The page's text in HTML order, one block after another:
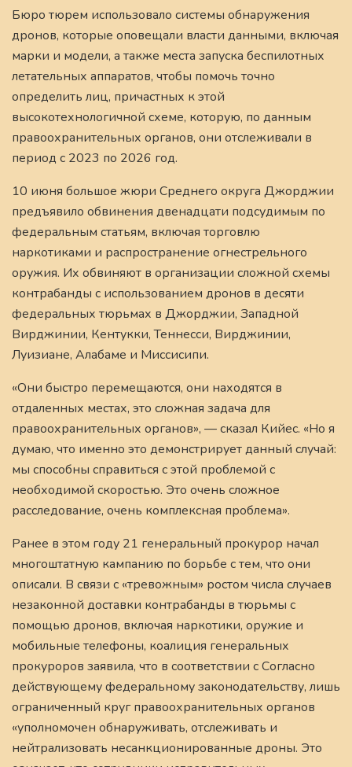
Бюро тюрем использовало системы обнаружения
дронов, которые оповещали власти данными, включая
марки и модели, а также места запуска беспилотных
летательных аппаратов, чтобы помочь точно
определить лиц, причастных к этой
высокотехнологичной схеме, которую, по данным
правоохранительных органов, они отслеживали в
период с 2023 по 2026 год.
10 июня большое жюри Среднего округа Джорджии
предъявило обвинения двенадцати подсудимым по
федеральным статьям, включая торговлю
наркотиками и распространение огнестрельного
оружия. Их обвиняют в организации сложной схемы
контрабанды с использованием дронов в десяти
федеральных тюрьмах в Джорджии, Западной
Вирджинии, Кентукки, Теннесси, Вирджинии,
Луизиане, Алабаме и Миссисипи.
«Они быстро перемещаются, они находятся в
отдаленных местах, это сложная задача для
правоохранительных органов», — сказал Кийес. «Но я
думаю, что именно это демонстрирует данный случай:
мы способны справиться с этой проблемой с
необходимой скоростью. Это очень сложное
расследование, очень комплексная проблема».
Ранее в этом году 21 генеральный прокурор начал
многоштатную кампанию по борьбе с тем, что они
описали. В связи с «тревожным» ростом числа случаев
незаконной доставки контрабанды в тюрьмы с
помощью дронов, включая наркотики, оружие и
мобильные телефоны, коалиция генеральных
прокуроров заявила, что в соответствии сСогласно
действующему федеральному законодательству, лишь
ограниченный круг правоохранительных органов
«уполномочен обнаруживать, отслеживать и
нейтрализовать несанкционированные дроны. Это